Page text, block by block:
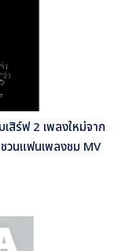
เสิร์ฟ 2 เพลงใหม่จาก
วนแฟนเพลงชม MV